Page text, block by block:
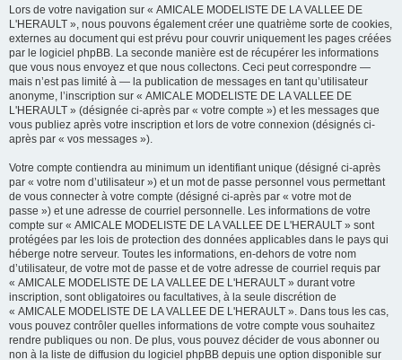
Lors de votre navigation sur « AMICALE MODELISTE DE LA VALLEE DE
L'HERAULT », nous pouvons également créer une quatrième sorte de cookies,
externes au document qui est prévu pour couvrir uniquement les pages créées
par le logiciel phpBB. La seconde manière est de récupérer les informations
que vous nous envoyez et que nous collectons. Ceci peut correspondre —
mais n’est pas limité à — la publication de messages en tant qu’utilisateur
anonyme, l’inscription sur « AMICALE MODELISTE DE LA VALLEE DE
L'HERAULT » (désignée ci-après par « votre compte ») et les messages que
vous publiez après votre inscription et lors de votre connexion (désignés ci-
après par « vos messages »).
Votre compte contiendra au minimum un identifiant unique (désigné ci-après
par « votre nom d’utilisateur ») et un mot de passe personnel vous permettant
de vous connecter à votre compte (désigné ci-après par « votre mot de
passe ») et une adresse de courriel personnelle. Les informations de votre
compte sur « AMICALE MODELISTE DE LA VALLEE DE L'HERAULT » sont
protégées par les lois de protection des données applicables dans le pays qui
héberge notre serveur. Toutes les informations, en-dehors de votre nom
d’utilisateur, de votre mot de passe et de votre adresse de courriel requis par
« AMICALE MODELISTE DE LA VALLEE DE L'HERAULT » durant votre
inscription, sont obligatoires ou facultatives, à la seule discrétion de
« AMICALE MODELISTE DE LA VALLEE DE L'HERAULT ». Dans tous les cas,
vous pouvez contrôler quelles informations de votre compte vous souhaitez
rendre publiques ou non. De plus, vous pouvez décider de vous abonner ou
non à la liste de diffusion du logiciel phpBB depuis une option disponible sur